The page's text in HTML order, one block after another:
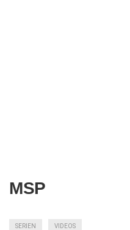
MSP
SERIEN VIDEOS